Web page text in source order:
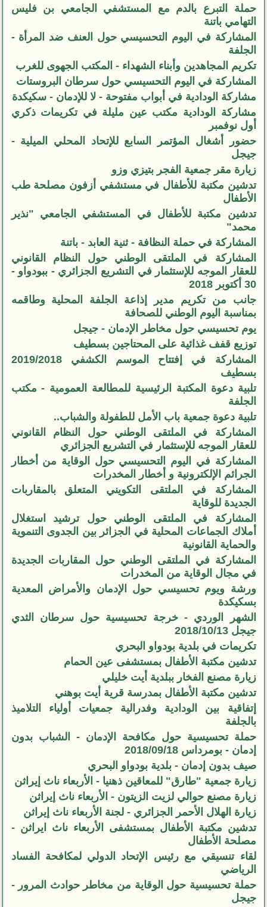
حملة التبرع بالدم مع المستشفي الجامعي بن فليس
التهامي باتنة
المشاركة في اليوم التحسيسي حول العنف ضد المرأة -
الجلفة
تكريم المجاهدين وأبناء الشهداء - المكتب الجهوى للغرب
المشاركة في اليوم التحسيسي حول سرطان البروستات
مشاركة الودادية في أبواب مفتوحة - لا للإدمان - سكيكدة
مشاركة الودادية مكتب عين مليلة في تكريمات ذكري
أول نوفمبر
حضور أشغال المؤتمر السابع للإتحاد المحلي الميلية -
جيجل
زيارة مقر جمعية الفجر بتيزي وزو
تدشين مكتبة للأطفال في مستشفي أزفون مصلحة طب
الأطفال
تدشين مكتبة للأطفال في المستشفي الجامعي "نذير
محمد"
المشاركة في حملة النظافة - ثنية العابد - باتنة
المشاركة في الملتقى الوطني حول النظام القانوني
للعقار الموجه للإستثمار في التشريع الجزائري - ببودواو -
30 أكتوبر 2018
جانب من تكريم مدير إذاعة الجلفة المحلية وطاقمه
بمناسبة اليوم الوطني للصحافة
يوم تحسيسي حول مخاطر الإدمان - جيجل
توزيع قفف غذائية على المحتاجين بسطيف
المشاركة في إفتتاح الموسم الكشفي 2019/2018
بسطيف
تلبية دعوة المكتبة الرئيسية للمطالعة العمومية - مكتب
الجلفة
تلبية دعوة جمعية باب الأمل للطفولة والشباب..
المشاركة في الملتقى الوطني حول النظام القانوني
للعقار الموجه للإستثمار في التشريع الجزائري
المشاركة في اليوم التحسيسي حول الوقاية من أخطار
الجرائم الإلكترونية و أخطار المخدرات
المشاركة في الملتقى التكويني المتعلق بالمقاربات
الجديدة للوقاية
المشاركة في الملتقى الوطني حول ترشيد استغلال
أملاك الجماعات المحلية في الجزائر بين الجدوى التنموية
والحماية القانونية
المشاركة في الملتقى الوطني حول المقاربات الجديدة
في مجال الوقاية من المخدرات
ورشة ويوم تحسيسي حول الإدمان والأمراض المعدية
بسكيكدة
الشهر الوردي - خرجة تحسيسية حول سرطان الثدي
جيجل 2018/10/13
تكريمات في بلدية بودواو البحري
تدشين مكتبة الأطفال بمستشفى عين الحمام
زيارة مصنع الفخار ببلدية أيت خليلي
تدشين مكتبة الأطفال بمدرسة قرية أيت بوهني
إتفاقية بين الودادية وفدرالية جمعيات أولياء التلاميذ
بالجلفة
حملة تحسيسية حول مكافحة الإدمان - الشباب بدون
إدمان - بومرداس 2018/09/18
صيف بدون إدمان - بلدية بودواو البحري
زيارة جمعية "طارق" للمعاقين ذهنيا - الأربعاء ناث إيراثن
زيارة مصنع حوالي لزيت الزيتون - الأربعاء ناث إيراثن
زيارة الهلال الأحمر الجزائري - لجنة الأربعاء ناث إيراثن
تدشين مكتبة الأطفال بمستشفى الأربعاء ناث ايراثن -
مصلحة الأطفال
لقاء تنسيقي مع رئيس الإتحاد الدولي لمكافحة الفساد
الرياضي
حملة تحسيسية حول الوقاية من مخاطر حوادث المرور -
جيجل